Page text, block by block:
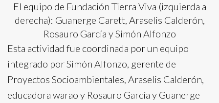
El equipo de Fundación Tierra Viva (izquierda a
derecha): Guanerge Carett, Araselis Calderón,
Rosauro García y Simón Alfonzo
Esta actividad fue coordinada por un equipo
integrado por Simón Alfonzo, gerente de
Proyectos Socioambientales, Araselis Calderón,
educadora warao y Rosauro García y Guanerge